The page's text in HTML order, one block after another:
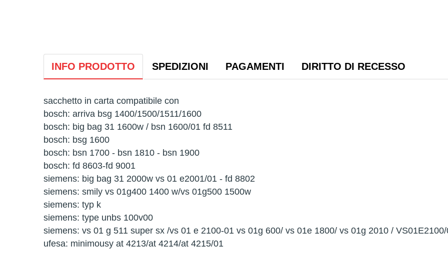
INFO PRODOTTO SPEDIZIONI PAGAMENTI DIRITTO DI RECESSO
sacchetto in carta compatibile con
bosch: arriva bsg 1400/1500/1511/1600
bosch: big bag 31 1600w / bsn 1600/01 fd 8511
bosch: bsg 1600
bosch: bsn 1700 - bsn 1810 - bsn 1900
bosch: fd 8603-fd 9001
siemens: big bag 31 2000w vs 01 e2001/01 - fd 8802
siemens: smily vs 01g400 1400 w/vs 01g500 1500w
siemens: typ k
siemens: type unbs 100v00
siemens: vs 01 g 511 super sx /vs 01 e 2100-01 vs 01g 600/ vs 01e 1800/ vs 01g 2010 /
ufesa: minimousy at 4213/at 4214/at 4215/01